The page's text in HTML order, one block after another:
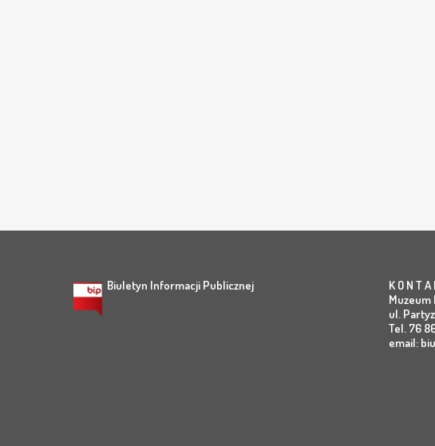
Biuletyn Informacji Publicznej
K O N T A
Muzeum
ul.
Tel. 76
email: